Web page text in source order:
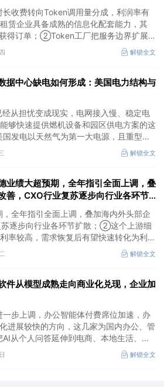
收费转向Token调用量分成，利润率有
赁企业具备成熟的信息化配套能力，其
得订单；②Token工厂把服务边界扩展
安全，这类具备网络安全配套和底层模型
Token工厂建设；③高端训练卡仍受供给
解锁全文
据中心缺电如何形成：美国电力结构与
从担忧变成现实，电网接入慢、稳定电
够快速提供燃机设备和园区供电方案的这
发电以天然气为第一大电源，且重型燃
行的数据中心园区，透平叶片为上游主要
已与国外燃机巨头签署多年供货协议；
年，这几家企业为国内特高压设备头部企
解锁全文
业绩大超预期，全年指引全面上调，叠
善，CXO行业复苏逐步向行业各环节
交付周期较短、毛利率较高，需求恢复
全年指引全面上调，叠加海内外头部企
苏逐步向行业各环节扩散；②这个上游细
率较高，需求恢复后有望快速转化为利
备规模化生产能力的企业竞争优势更明
周期，本轮更多来自存量管线向中后期推
更强。
解锁全文
件从模型成熟走向商业化兑现，企业加
步上调，办公智能体付费席位加速，办
进展较快的方向，这几家为国内办公、管
从个人问答延伸到电商、本地生活、企
生态特征，在AI智能体时代具有强竞争
联系紧密；③AI应用扩张会显著增加推
解锁全文